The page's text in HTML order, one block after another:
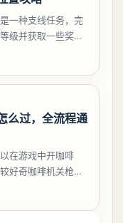
一种支线任务，完
级并获取一些奖
告诉大家。异环异
么过，全流程通
在游戏中开咖啡
好奇咖啡机关枪应
机关枪怎么过一、